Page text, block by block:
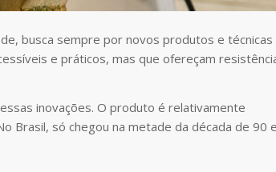
busca sempre por novos produtos e técnicas
e práticos, mas que ofereçam
inovações. O produto é relativamente
Brasil, só chegou na metade da década de 90